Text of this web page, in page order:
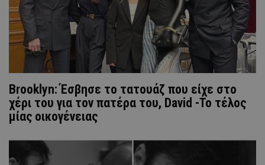
Brooklyn: Έσβησε το τατουάζ που είχε στο
χέρι του για τον πατέρα του, David -To τέλος
μίας οικογένειας